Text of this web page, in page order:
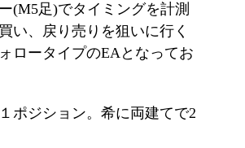
(M5足)でタイミングを計測
い、戻り売りを狙いに行く
ロータイプのEAとなってお
ポジション。希に両建てで2